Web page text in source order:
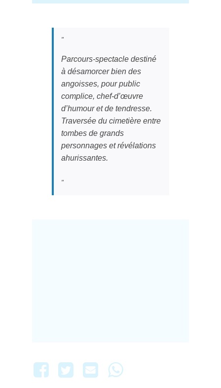
Parcours-spectacle destiné
à désamorcer bien des
angoisses, pour public
complice, chef-d’œuvre
d’humour et de tendresse.
Traversée du cimetière entre
tombes de grands
personnages et révélations
ahurissantes.